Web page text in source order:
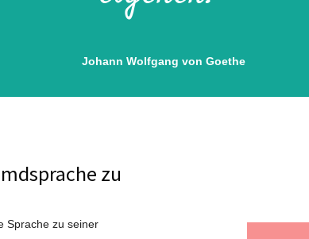
Johann Wolfgang von Goethe
zu
Sprache zu seiner